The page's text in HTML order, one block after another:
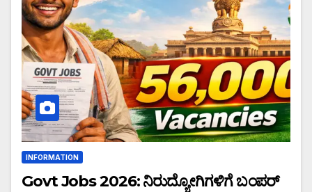
INFORMATION
Govt Jobs 2026: ನಿರುದ್ಯೋಗಿಗಳಿಗೆ ಬಂಪರ್